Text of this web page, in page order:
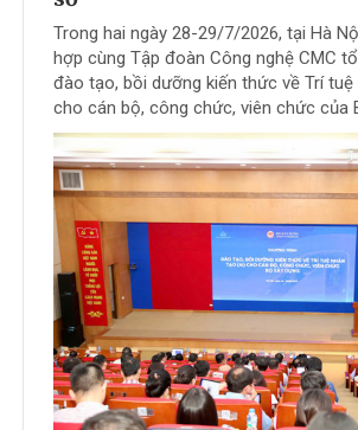
Trong hai ngày 28-29/7/2026, tại Hà
hợp cùng Tập đoàn Công nghệ CMC
đào tạo, bồi dưỡng kiến thức về Trí
cho cán bộ, công chức, viên chức của